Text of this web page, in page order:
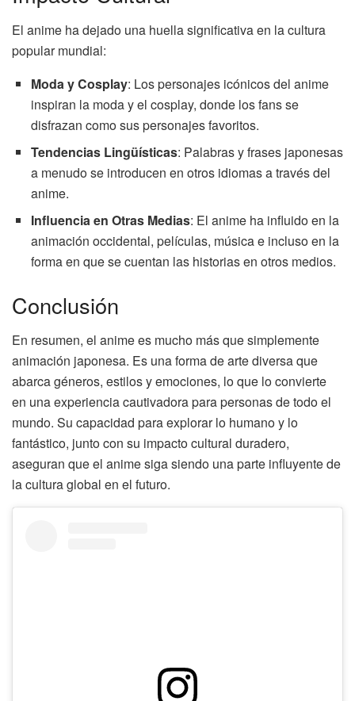
El anime ha dejado una huella significativa en la cultura
popular mundial:
Moda y Cosplay: Los personajes icónicos del anime
inspiran la moda y el cosplay, donde los fans se
disfrazan como sus personajes favoritos.
Tendencias Lingüísticas: Palabras y frases japonesas
a menudo se introducen en otros idiomas a través del
anime.
Influencia en Otras Medias: El anime ha influido en la
animación occidental, películas, música e incluso en la
forma en que se cuentan las historias en otros medios.
Conclusión
En resumen, el anime es mucho más que simplemente
animación japonesa. Es una forma de arte diversa que
abarca géneros, estilos y emociones, lo que lo convierte
en una experiencia cautivadora para personas de todo el
mundo. Su capacidad para explorar lo humano y lo
fantástico, junto con su impacto cultural duradero,
aseguran que el anime siga siendo una parte influyente de
la cultura global en el futuro.